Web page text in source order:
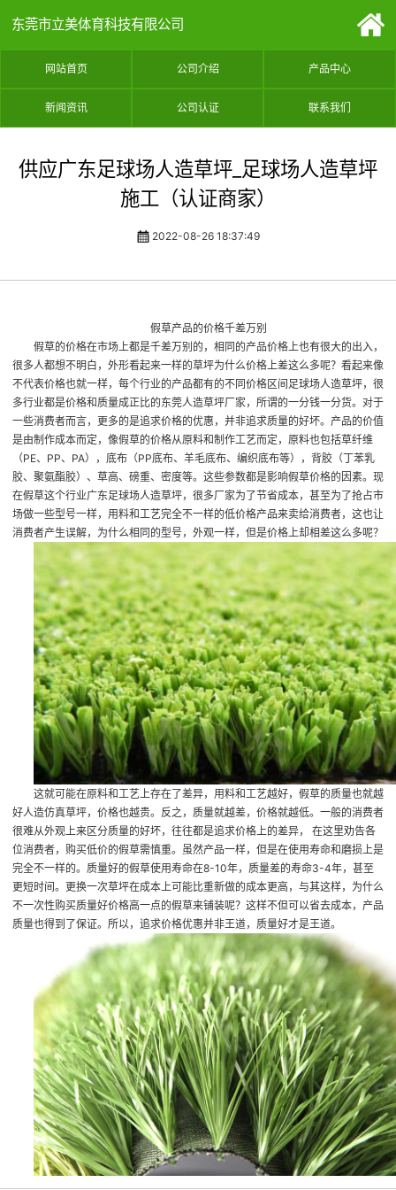
东莞市立美体育科技有限公司
网站首页 公司介绍 产品中心
新闻资讯 公司认证 联系我们
供应广东足球场人造草坪_足球场人造草坪
施工（认证商家）
2022-08-26 18:37:49
假草产品的价格千差万别
假草的价格在市场上都是千差万别的，相同的产品价格上也有很大的出入，
很多人都想不明白，外形看起来一样的草坪为什么价格上差这么多呢？看起来像
不代表价格也就一样，每个行业的产品都有的不同价格区间足球场人造草坪，很
多行业都是价格和质量成正比的东莞人造草坪厂家 ，所谓的一分钱一分货。对于
一些消费者而言，更多的是追求价格的优惠，并非追求质量的好坏。产品的价值
是由制作成本而定，像假草的价格从原料和制作工艺而定，原料也包括草纤维
（PE、PP、PA），底布（PP底布、羊毛底布、编织底布等），背胶（丁苯乳
胶、聚氨酯胶）、草高、磅重、密度等。这些参数都是影响假草价格的因素。现
在假草这个行业广东足球场人造草坪，很多厂家为了节省成本，甚至为了抢占市
场做一些型号一样，用料和工艺完全不一样的低价格产品来卖给消费者，这也让
消费者产生误解，为什么相同的型号，外观一样，但是价格上却相差这么多呢？
这就可能在原料和工艺上存在了差异，用料和工艺越好，假草的质量也就越
好人造仿真草坪，价格也越贵。反之，质量就越差，价格就越低。一般的消费者
很难从外观上来区分质量的好坏，往往都是追求价格上的差异， 在这里劝告各
位消费者，购买低价的假草需慎重。虽然产品一样，但是在使用寿命和磨损上是
完全不一样的。质量好的假草使用寿命在8-10年，质量差的寿命3-4年，甚至
更短时间。更换一次草坪在成本上可能比重新做的成本更高，与其这样，为什么
不一次性购买质量好价格高一点的假草来铺装呢？这样不但可以省去成本，产品
质量也得到了保证。所以，追求价格优惠并非王道，质量好才是王道。